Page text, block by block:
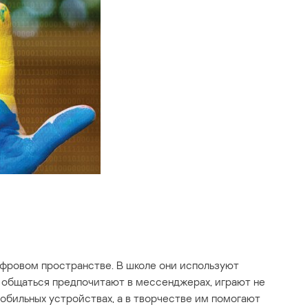
пространстве. В школе они используют
предпочитают в мессенджерах, играют не
устройствах, а в творчестве им помогают